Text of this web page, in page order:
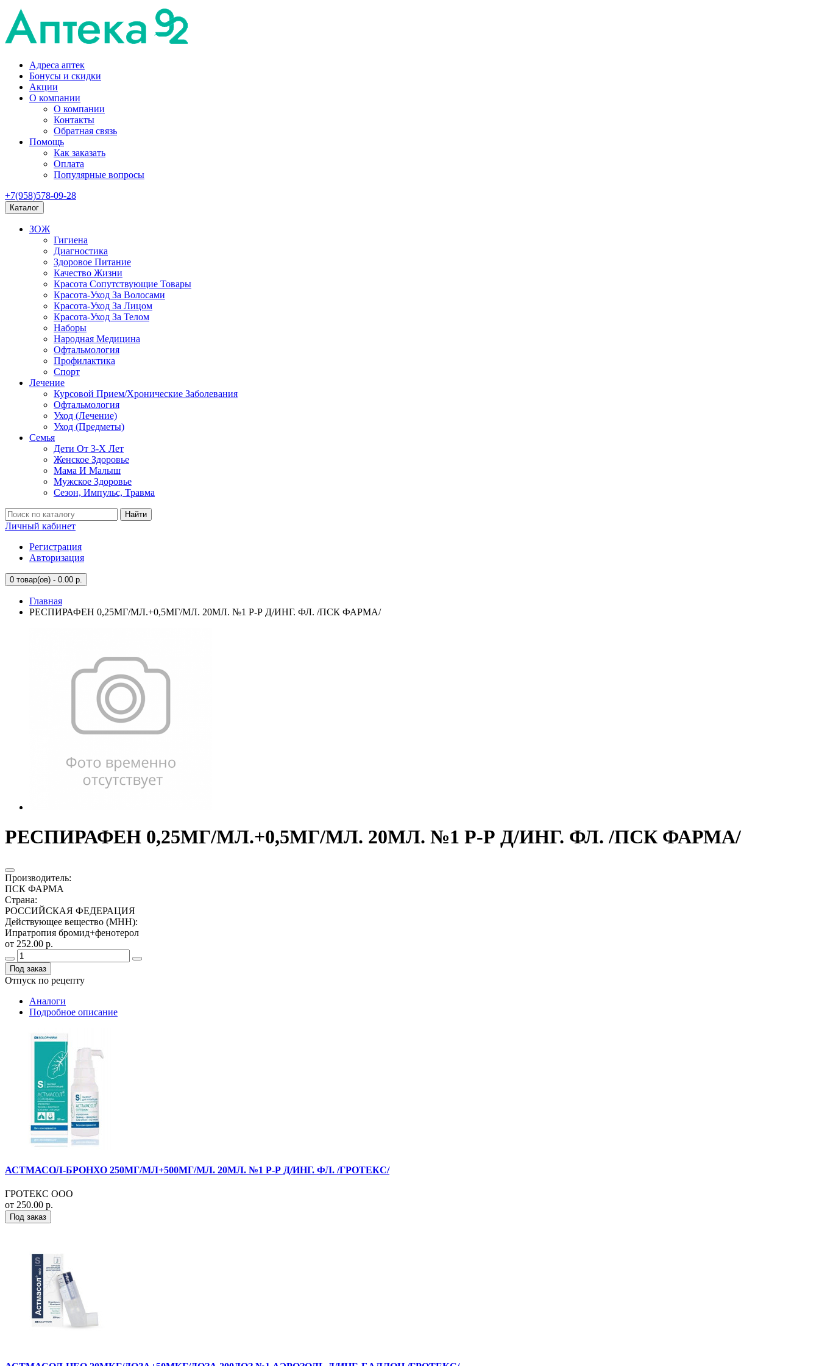
Адреса аптек
Бонусы и скидки
Акции
О компании
О компании
Контакты
Обратная связь
Помощь
Как заказать
Оплата
Популярные вопросы
+7(958)578-09-28
Каталог
ЗОЖ
Гигиена
Диагностика
Здоровое Питание
Качество Жизни
Красота Сопутствующие Товары
Красота-Уход За Волосами
Красота-Уход За Лицом
Красота-Уход За Телом
Наборы
Народная Медицина
Офтальмология
Профилактика
Спорт
Лечение
Курсовой Прием/Хронические Заболевания
Офтальмология
Уход (Лечение)
Уход (Предметы)
Семья
Дети От 3-Х Лет
Женское Здоровье
Мама И Малыш
Мужское Здоровье
Сезон, Импульс, Травма
Найти
Личный кабинет
Регистрация
Авторизация
0 товар(ов) - 0.00 р.
Главная
РЕСПИРАФЕН 0,25МГ/МЛ.+0,5МГ/МЛ. 20МЛ. №1 Р-Р Д/ИНГ. ФЛ. /ПСК ФАРМА/
РЕСПИРАФЕН 0,25МГ/МЛ.+0,5МГ/МЛ. 20МЛ. №1 Р-Р Д/ИНГ. ФЛ. /ПСК ФАРМА/
Производитель:
ПСК ФАРМА
Страна:
РОССИЙСКАЯ ФЕДЕРАЦИЯ
Действующее вещество (МНН):
Ипратропия бромид+фенотерол
от 252.00 р.
Под заказ
Отпуск по рецепту
Аналоги
Подробное описание
АСТМАСОЛ-БРОНХО 250МГ/МЛ+500МГ/МЛ. 20МЛ. №1 Р-Р Д/ИНГ. ФЛ. /ГРОТЕКС/
ГРОТЕКС ООО
от 250.00 р.
Под заказ